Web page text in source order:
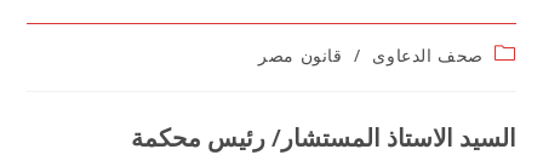
Postصحف الدعاوى / قانون مصر
السيد الاستاذ المستشار/ رئيس محكمة